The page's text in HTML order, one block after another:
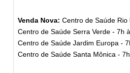
Venda Nova: Centro de Saúde
Centro de Saúde Serra Verde - 7h
Centro de Saúde Jardim Europa -
Centro de Saúde Santa Mônica -